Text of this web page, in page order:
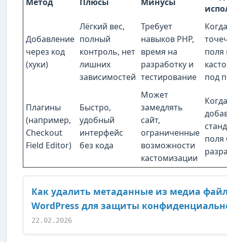
Метод Плюсы Минусы
Добавление
через код
(хуки)
Лёгкий вес,
полный
контроль, нет
лишних
зависимостей
Требует
навыков PHP,
время на
разработку и
тестирование
поля
под
Плагины
(например,
Checkout
Field Editor)
Быстро,
удобный
интерфейс
без кода
Может
замедлять
сайт,
ограниченные
возможности
кастомизации
поля
Как удалить метаданные из медиа
WordPress для защиты
22.02.2026